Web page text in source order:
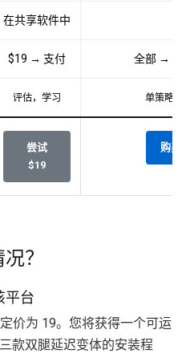
在共享软件中
$19 → 支付 全部 →
评估，学习 单策略
尝试
$19
购
？
平台
价为 19。您将获得一个可运
款双腿延迟变体的安装程